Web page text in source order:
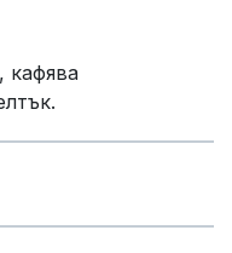
кафява